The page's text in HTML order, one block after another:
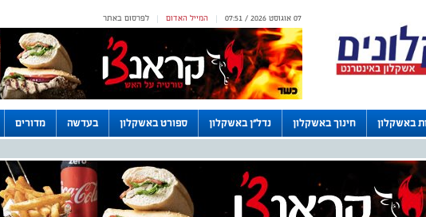
לפרסום באתר | המייל האדום | 07 אוגוסט 2026 / 07:51
באשקלון חינוך באשקלון נדל"ן באשקלון ספורט באשקלון בעדשה מדורים